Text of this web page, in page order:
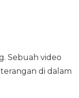
Sebuah video
di dalam